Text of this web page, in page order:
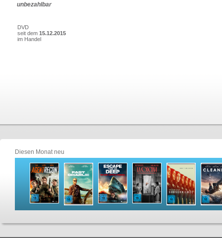
unbezahlbar
DVD
seit dem 15.12.2015
im Handel
Diesen Monat neu